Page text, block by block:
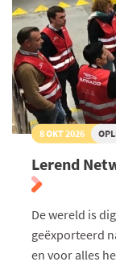
8 OKT 2026
Lerend
De wereld is
geëxporteerd
en voor alles